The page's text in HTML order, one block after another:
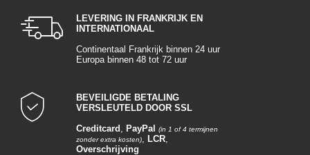
LEVERING IN FRANKRIJK EN
INTERNATIONAAL
Continentaal Frankrijk binnen 24 uur
Europa binnen 48 tot 72 uur
BEVEILIGDE BETALING
VERSLEUTELD DOOR SSL
Creditcard , PayPal
(in 1 of 4 termijnen
zonder extra kosten), LCR,
Overschrijving